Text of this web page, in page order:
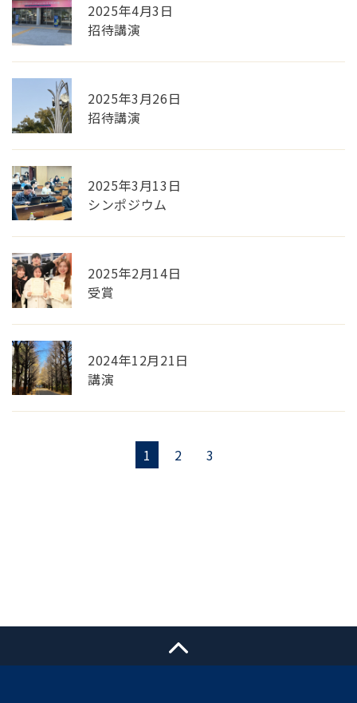
2025年4月3日
招待講演
2025年3月26日
招待講演
2025年3月13日
シンポジウム
2025年2月14日
受賞
2024年12月21日
講演
1 2 3